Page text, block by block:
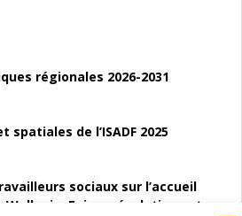
régionales 2026-2031
de l’ISADF 2025
sociaux sur l’accueil
Wallonie. Enjeux, évolutions et